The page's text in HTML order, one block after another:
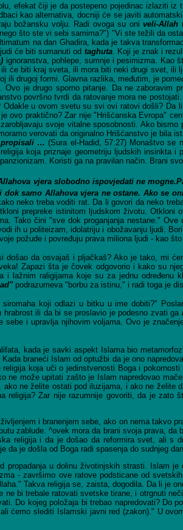
efekat čiji je da postepeno pojedinac izlaziti
kao alternativa, docniji će se javiti
božansku volju. Radi ovoga su oniveli-Allah
što ste vi sebi samima?") "Vi ste težili da
na dan Ghadira, kada je takva
će biti sumanuti od taghuta. Koji je znak i
ignoranstva, pohlepe, sumnje i pesimizma. Kao
će biti kraj sveta, ili mora biti neki drugi svet,
drugoj formi. Glavna razlika, međutim, je
je drugo sporno pitanje. Da ne
površno tvrdi da ratovanje mora ne
u ovom svetu su svi ovi ratovi došli?
praktično? Zar nije "Hrišćanska Evropa"
svoje vitalne sposobnosti. Ako
verovati da originalno Hrišćanstvo je bila
propisali … (Sura el-Hadid, 57:27) Monaštvo
koja priznaje geometriju ljudskih insinkta
Koristi ga na pravilan način. Brani
vjera slobodno ispovjedati ne
samo Allahova vjera ne ostane. Ako se
neko treba voditi rat. Da li govori da neko
prepreke istinitom ljudskom životu. Otkloni
Tako čini "sve dok proganjanja nestane."
ih u politeizam, idolatriju i obožavanju ljudi.
požude i povređuju prava miliona ljudi - kao
došao da osvajaš i pljačkaš? Ako je tako, mi
Zapazi šta je čovek odgovorio i kako su
i lažnim raligijama koje su za jednu
podrazumeva "borbu za istinu," i radi toga je
koji odlazi u bitku u ime dobiti?"
ili da bi se proslavio je podesno zvati ga
i upravlja njihovim voljama. Ovo je
kada je savki aspekt Islama bio
braneći Islam od optužbi da je ono
koja uči o jedinstvenosti Boga i
ne može upitati zašto je Islam napredovao
ne želite ostati pod iluzijama, i ako ne
Zar nije razumnije govoriti, da je
i branenjem sebe, ako on nema takvo
zablude. ^ovek mora da brani svoja prava,
religija i da je došao da reformira svet, ali s
da je došla od Boga radi spasenja do sudnjeg
u dolinu životinjskih strasti. Islam
- završimo ove ratove podsticane od
Takva religija se, zaista, dogodila. Da li je
bi trebale ratovati svetske tirane, i otrgnuti
Do kojeg položaja bi trebao napredovati?
ćemo slediti Islamski javni red (zakon)." U